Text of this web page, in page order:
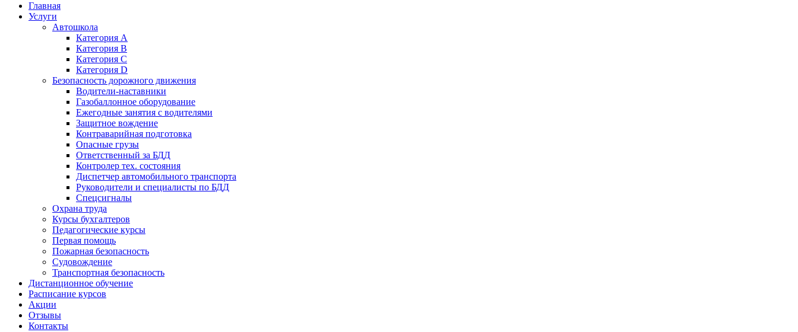
Главная
Услуги
Автошкола
Категория А
Категория В
Категория С
Категория D
Безопасность дорожного движения
Водители-наставники
Газобаллонное оборудование
Ежегодные занятия с водителями
Защитное вождение
Контраварийная подготовка
Опасные грузы
Ответственный за БДД
Контролер тех. состояния
Диспетчер автомобильного транспорта
Руководители и специалисты по БДД
Спецсигналы
Охрана труда
Курсы бухгалтеров
Педагогические курсы
Первая помощь
Пожарная безопасность
Судовождение
Транспортная безопасность
Дистанционное обучение
Расписание курсов
Акции
Отзывы
Контакты